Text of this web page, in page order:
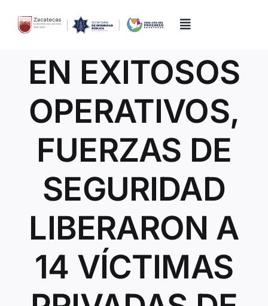
content
Toggle
Inicio
Directorio
Quiénes Somos
Trámites y Servicios
Transparencia
Contacto
EN EXITOSOS
OPERATIVOS,
FUERZAS DE
SEGURIDAD
LIBERARON A
14 VÍCTIMAS